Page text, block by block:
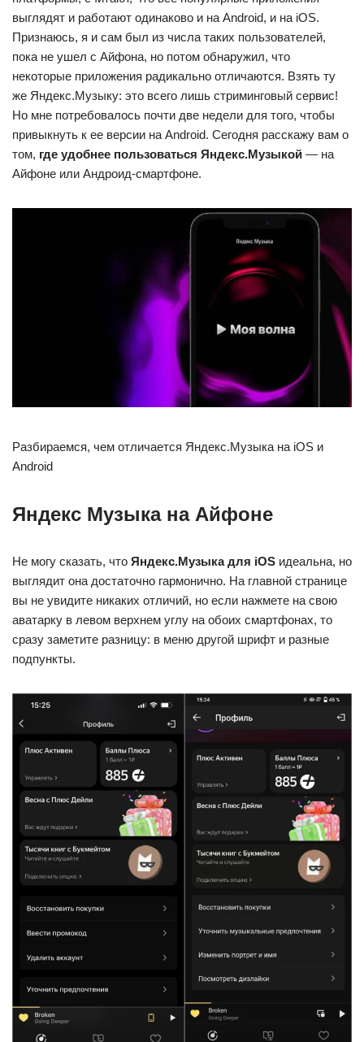
выглядят и работают одинаково и на Android, и на iOS.
Признаюсь, я и сам был из числа таких пользователей,
пока не ушел с Айфона, но потом обнаружил, что
некоторые приложения радикально отличаются. Взять ту
же Яндекс.Музыку: это всего лишь стриминговый сервис!
Но мне потребовалось почти две недели для того, чтобы
привыкнуть к ее версии на Android. Сегодня расскажу вам о
том, где удобнее пользоваться Яндекс.Музыкой — на
Айфоне или Андроид-смартфоне.
Разбираемся, чем отличается Яндекс.Музыка на iOS и
Android
Яндекс Музыка на Айфоне
Не могу сказать, что Яндекс.Музыка для iOS идеальна, но
выглядит она достаточно гармонично. На главной странице
вы не увидите никаких отличий, но если нажмете на свою
аватарку в левом верхнем углу на обоих смартфонах, то
сразу заметите разницу: в меню другой шрифт и разные
подпункты.